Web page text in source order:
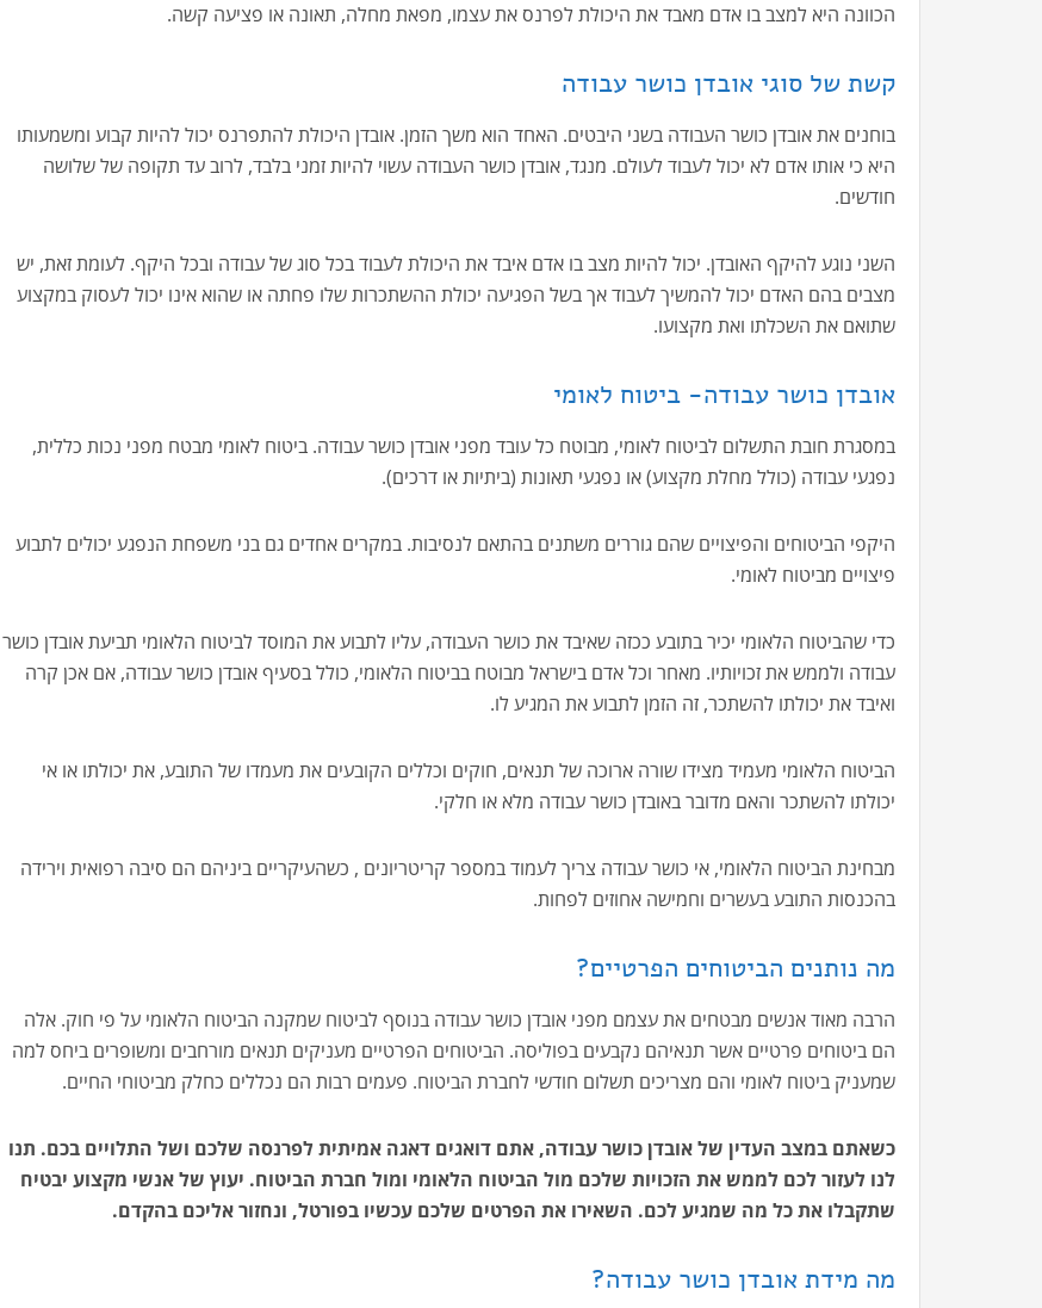
הכוונה היא למצב בו אדם מאבד את היכולת לפרנס את עצמו, מפאת מחלה, תאונה או פציעה קשה.
קשת של סוגי אובדן כושר עבודה
בוחנים את אובדן כושר העבודה בשני היבטים. האחד הוא משך הזמן. אובדן היכולת להתפרנס יכול להיות קבוע ומשמעותו
היא כי אותו אדם לא יכול לעבוד לעולם. מנגד, אובדן כושר העבודה עשוי להיות זמני בלבד, לרוב עד תקופה של שלושה
חודשים.
השני נוגע להיקף האובדן. יכול להיות מצב בו אדם איבד את היכולת לעבוד בכל סוג של עבודה ובכל היקף. לעומת זאת, יש
מצבים בהם האדם יכול להמשיך לעבוד אך בשל הפגיעה יכולת ההשתכרות שלו פחתה או שהוא אינו יכול לעסוק במקצוע
שתואם את השכלתו ואת מקצועו.
אובדן כושר עבודה- ביטוח לאומי
במסגרת חובת התשלום לביטוח לאומי, מבוטח כל עובד מפני אובדן כושר עבודה. ביטוח לאומי מבטח מפני נכות כללית,
נפגעי עבודה (כולל מחלת מקצוע) או נפגעי תאונות (ביתיות או דרכים).
היקפי הביטוחים והפיצויים שהם גוררים משתנים בהתאם לנסיבות. במקרים אחדים גם בני משפחת הנפגע יכולים לתבוע
פיצויים מביטוח לאומי.
כדי שהביטוח הלאומי יכיר בתובע ככזה שאיבד את כושר העבודה, עליו לתבוע את המוסד לביטוח הלאומי תביעת אובדן כושר
עבודה ולממש את זכויותיו. מאחר וכל אדם בישראל מבוטח בביטוח הלאומי, כולל בסעיף אובדן כושר עבודה, אם אכן קרה
ואיבד את יכולתו להשתכר, זה הזמן לתבוע את המגיע לו.
הביטוח הלאומי מעמיד מצידו שורה ארוכה של תנאים, חוקים וכללים הקובעים את מעמדו של התובע, את יכולתו או אי
יכולתו להשתכר והאם מדובר באובדן כושר עבודה מלא או חלקי.
מבחינת הביטוח הלאומי, אי כושר עבודה צריך לעמוד במספר קריטריונים , כשהעיקריים ביניהם הם סיבה רפואית וירידה
בהכנסות התובע בעשרים וחמישה אחוזים לפחות.
מה נותנים הביטוחים הפרטיים?
הרבה מאוד אנשים מבטחים את עצמם מפני אובדן כושר עבודה בנוסף לביטוח שמקנה הביטוח הלאומי על פי חוק. אלה
הם ביטוחים פרטיים אשר תנאיהם נקבעים בפוליסה. הביטוחים הפרטיים מעניקים תנאים מורחבים ומשופרים ביחס למה
שמעניק ביטוח לאומי והם מצריכים תשלום חודשי לחברת הביטוח. פעמים רבות הם נכללים כחלק מביטוחי החיים.
כשאתם במצב העדין של אובדן כושר עבודה, אתם דואגים דאגה אמיתית לפרנסה שלכם ושל התלויים בכם. תנו
לנו לעזור לכם לממש את הזכויות שלכם מול הביטוח הלאומי ומול חברת הביטוח. יעוץ של אנשי מקצוע יבטיח
שתקבלו את כל מה שמגיע לכם. השאירו את הפרטים שלכם עכשיו בפורטל, ונחזור אליכם בהקדם.
מה מידת אובדן כושר עבודה?